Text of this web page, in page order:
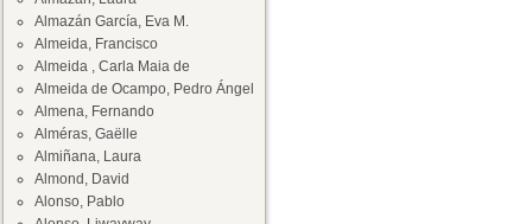
Almazán García, Eva M.
Almeida, Francisco
Almeida , Carla Maia de
Almeida de Ocampo, Pedro Ángel
Almena, Fernando
Alméras, Gaëlle
Almiñana, Laura
Almond, David
Alonso, Pablo